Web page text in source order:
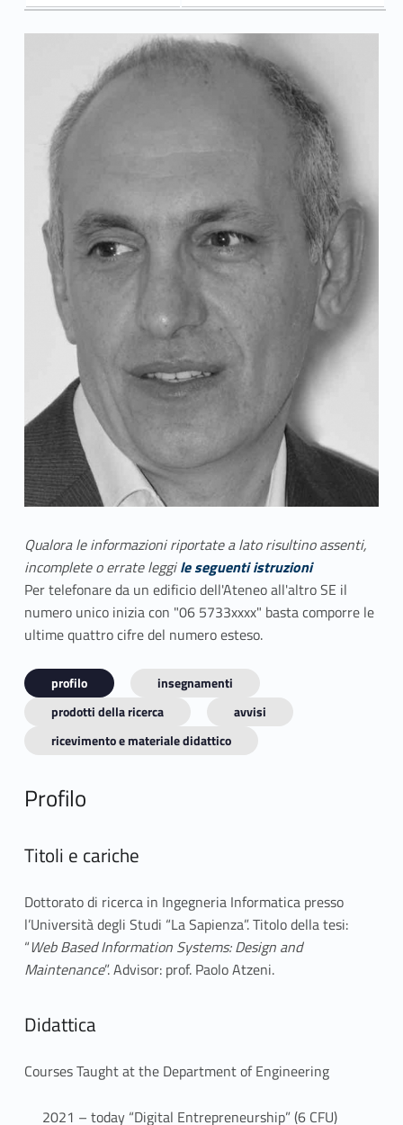
Qualora le informazioni riportate a lato risultino assenti,
incomplete o errate leggile seguenti istruzioni
Per telefonare da un edificio dell'Ateneo all'altro SE il
numero unico inizia con "06 5733xxxx" basta comporre le
ultime quattro cifre del numero esteso.
profilo
insegnamenti
prodotti della ricerca
avvisi
ricevimento e materiale didattico
Profilo
Titoli e cariche
Dottorato di ricerca in Ingegneria Informatica presso
l’Università degli Studi “La Sapienza”. Titolo della tesi:
“Web Based Information Systems: Design and
Maintenance”. Advisor: prof. Paolo Atzeni.
Didattica
Courses Taught at the Department of Engineering
2021 – today “Digital Entrepreneurship” (6 CFU)